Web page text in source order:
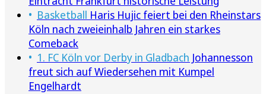
Basketball Haris Hujic feiert bei den Rheinstars
Köln nach zweieinhalb Jahren ein starkes
Comeback
1. FC Köln vor Derby in Gladbach Johannesson
freut sich auf Wiedersehen mit Kumpel
Engelhardt